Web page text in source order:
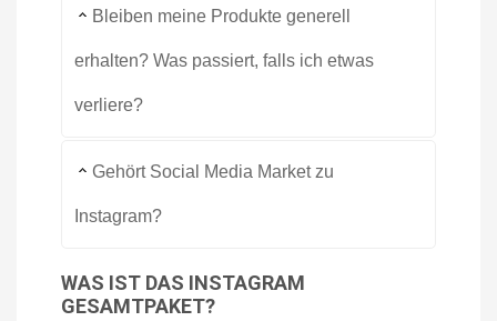
Bleiben meine Produkte generell
erhalten? Was passiert, falls ich etwas
verliere?
Gehört Social Media Market zu
Instagram?
WAS IST DAS INSTAGRAM
GESAMTPAKET?